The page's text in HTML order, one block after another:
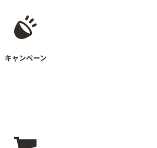
キャンペーン
キャンペーン紹介等